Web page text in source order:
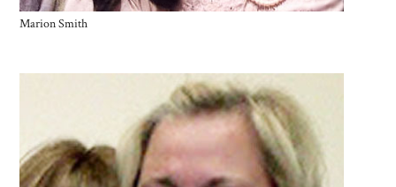
Marion Smith